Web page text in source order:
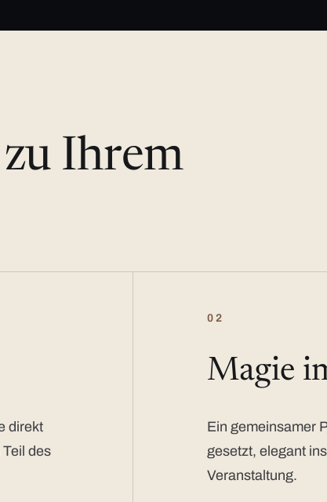
zu Ihrem
direkt
des
02
Magie
Ein gemeinsamer
gesetzt, elegant
Veranstaltung.